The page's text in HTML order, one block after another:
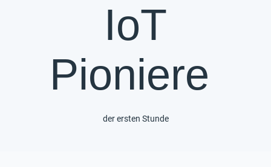
IoT
Pioniere
der ersten Stunde